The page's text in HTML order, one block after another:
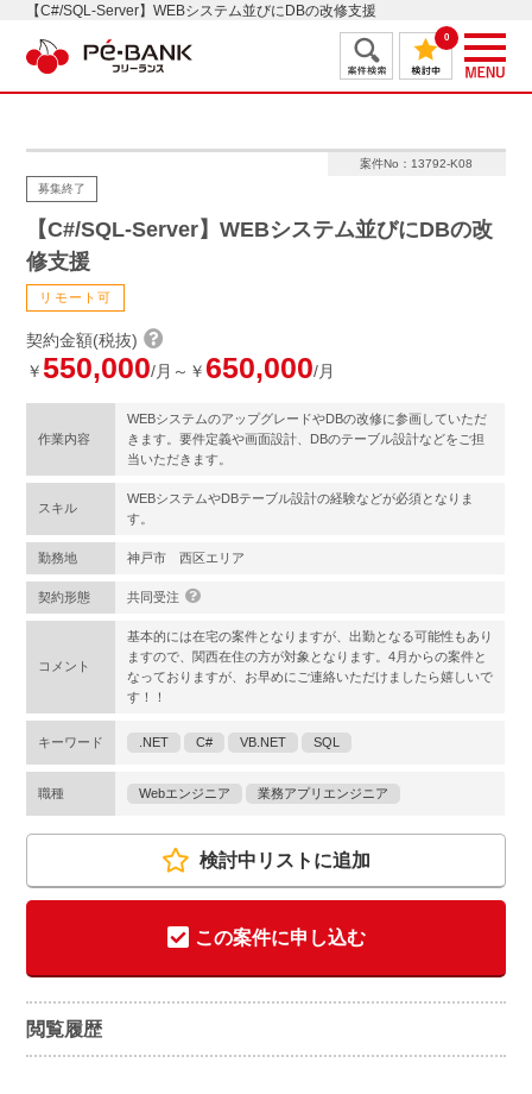
【C#/SQL-Server】WEBシステム並びにDBの改修支援
0
案件No：13792-K08
募集終了
【C#/SQL-Server】WEBシステム並びにDBの改
修支援
リモート可
契約金額(税抜)
￥550,000/月～￥ 650,000/月
作業内容
WEBシステムのアップグレードやDBの改修に参画していただ
きます。要件定義や画面設計、DBのテーブル設計などをご担
当いただきます。
スキル
WEBシステムやDBテーブル設計の経験などが必須となりま
す。
勤務地 神戸市 西区エリア
契約形態 共同受注
コメント
基本的には在宅の案件となりますが、出勤となる可能性もあり
ますので、関西在住の方が対象となります。4月からの案件と
なっておりますが、お早めにご連絡いただけましたら嬉しいで
す！！
キーワード .NET C# VB.NET SQL
職種 Webエンジニア 業務アプリエンジニア
検討中リストに追加
この案件に申し込む
閲覧履歴